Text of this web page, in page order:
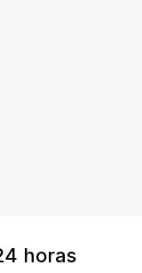
horas